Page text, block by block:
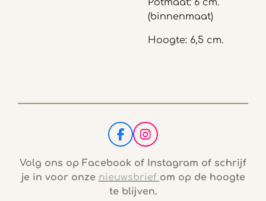
Potmaat: 6 cm.
(binnenmaat)
Hoogte: 6,5 cm.
F
a
c
b
o
I
n
s
t
a
g
Volg ons op Facebook of Instagram of schrijf
je in voor onze nieuwsbrief om op de hoogte
te blijven.